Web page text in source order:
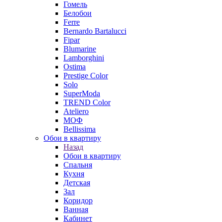
Гомель
Белобои
Ferre
Bernardo Bartalucci
Fipar
Blumarine
Lamborghini
Ostima
Prestige Color
Solo
SuperModa
TREND Color
Ateliero
МОФ
Bellissima
Обои в квартиру
Назад
Обои в квартиру
Спальня
Кухня
Детская
Зал
Коридор
Ванная
Кабинет